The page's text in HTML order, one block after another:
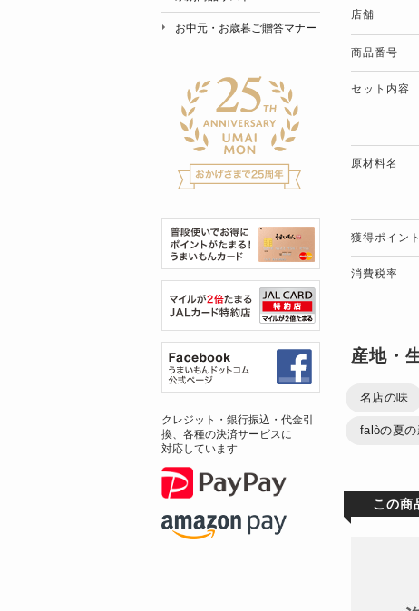
店舗
商品番号
セット内容
原材料名
獲得ポイント
消費税率
産地・
名店の味
falòの夏
この商
お中元・お歳暮ご贈答マナー
クレジット・銀行振込・代金引
換、各種の決済サービスに
対応しています